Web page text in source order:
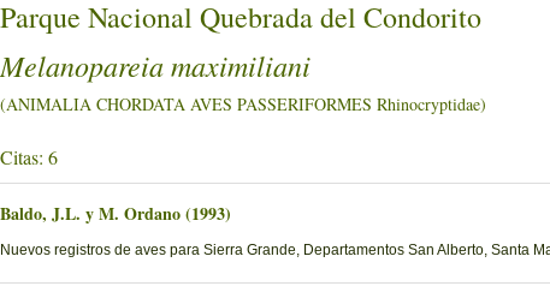
Parque Nacional Quebrada del Condorito
Melanopareia maximiliani
(ANIMALIA CHORDATA AVES PASSERIFORMES Rhinocryptidae)
Citas: 6
Baldo, J.L. y M. Ordano (1993)
Nuevos registros de aves para Sierra Grande, Departamentos San Alberto, Santa